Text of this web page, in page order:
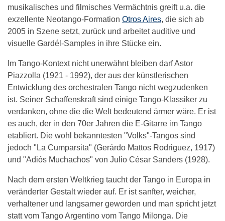
musikalisches und filmisches Vermächtnis greift u.a. die
exzellente Neotango-Formation Otros Aires, die sich ab
2005 in Szene setzt, zurück und arbeitet auditive und
visuelle Gardél-Samples in ihre Stücke ein.
Im Tango-Kontext nicht unerwähnt bleiben darf Astor
Piazzolla (1921 - 1992), der aus der künstlerischen
Entwicklung des orchestralen Tango nicht wegzudenken
ist. Seiner Schaffenskraft sind einige Tango-Klassiker zu
verdanken, ohne die die Welt bedeutend ärmer wäre. Er ist
es auch, der in den 70er Jahren die E-Gitarre im Tango
etabliert. Die wohl bekanntesten "Volks"-Tangos sind
jedoch "La Cumparsita" (Gerárdo Mattos Rodriguez, 1917)
und "Adiós Muchachos" von Julio César Sanders (1928).
Nach dem ersten Weltkrieg taucht der Tango in Europa in
veränderter Gestalt wieder auf. Er ist sanfter, weicher,
verhaltener und langsamer geworden und man spricht jetzt
statt vom Tango Argentino vom Tango Milonga. Die